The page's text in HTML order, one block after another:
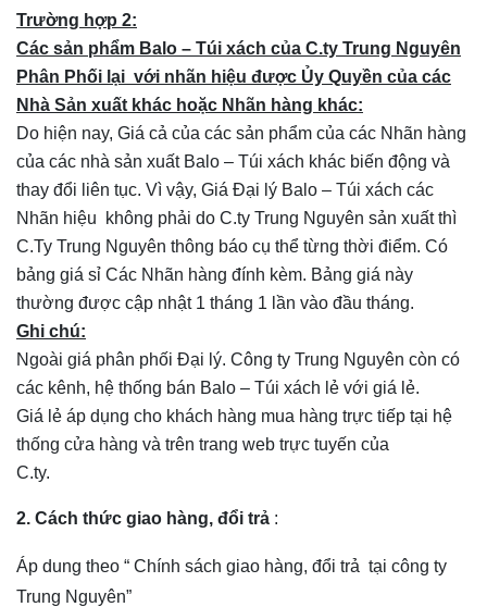
Trường hợp 2:
Các sản phẩm Balo – Túi xách của C.ty Trung Nguyên
Phân Phối lại với nhãn hiệu được Ủy Quyền của các
Nhà Sản xuất khác hoặc Nhãn hàng khác:
Do hiện nay, Giá cả của các sản phẩm của các Nhãn hàng
của các nhà sản xuất Balo – Túi xách khác biến động và
thay đổi liên tục. Vì vậy, Giá Đại lý Balo – Túi xách các
Nhãn hiệu không phải do C.ty Trung Nguyên sản xuất thì
C.Ty Trung Nguyên thông báo cụ thể từng thời điểm. Có
bảng giá sỉ Các Nhãn hàng đính kèm. Bảng giá này
thường được cập nhật 1 tháng 1 lần vào đầu tháng.
Ghi chú:
Ngoài giá phân phối Đại lý. Công ty Trung Nguyên còn có
các kênh, hệ thống bán Balo – Túi xách lẻ với giá lẻ.
Giá lẻ áp dụng cho khách hàng mua hàng trực tiếp tại hệ
thống cửa hàng và trên trang web trực tuyến của
C.ty.
2. Cách thức giao hàng, đổi trả :
Áp dung theo “ Chính sách giao hàng, đổi trả tại công ty
Trung Nguyên”